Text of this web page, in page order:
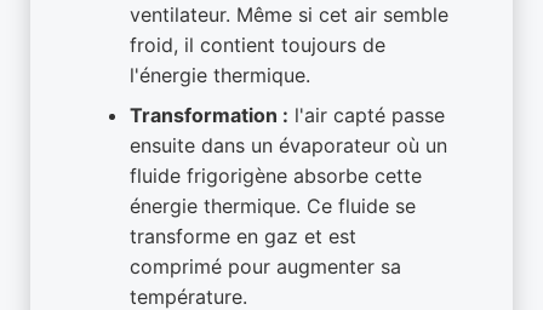
ventilateur. Même si cet air semble
froid, il contient toujours de
l'énergie thermique.
Transformation : l'air capté passe
ensuite dans un évaporateur où un
fluide frigorigène absorbe cette
énergie thermique. Ce fluide se
transforme en gaz et est
comprimé pour augmenter sa
température.